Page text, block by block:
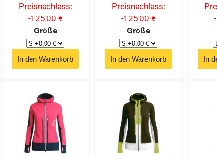
Preisnachlass:
-125,00 €
Größe
Preisnachlass:
-125,00 €
Größe